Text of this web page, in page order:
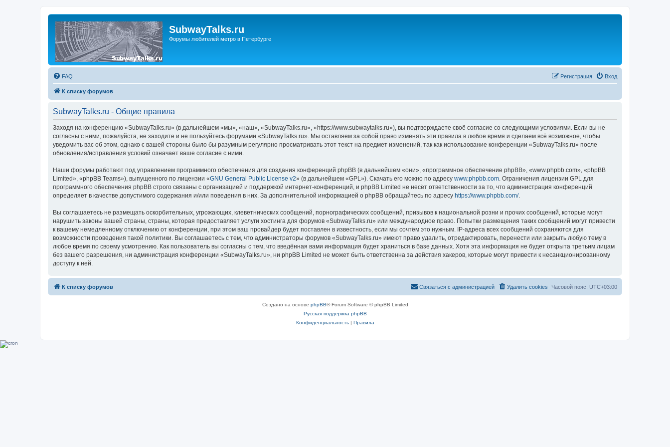
SubwayTalks.ru
Форумы любителей метро в Петербурге
FAQ Вход
Регистрация
К списку форумов
SubwayTalks.ru - Общие правила
Заходя на конференцию «SubwayTalks.ru» (в дальнейшем «мы», «наш», «SubwayTalks.ru», «https://www.subwaytalks.ru»), вы подтверждаете своё согласие со следующими условиями. Если вы не
согласны с ними, пожалуйста, не заходите и не пользуйтесь форумами «SubwayTalks.ru». Мы оставляем за собой право изменять эти правила в любое время и сделаем всё возможное, чтобы
уведомить вас об этом, однако с вашей стороны было бы разумным регулярно просматривать этот текст на предмет изменений, так как использование конференции «SubwayTalks.ru» после
обновления/исправления условий означает ваше согласие с ними.
Наши форумы работают под управлением программного обеспечения для создания конференций phpBB (в дальнейшем «они», «программное обеспечение phpBB», «www.phpbb.com», «phpBB
Limited», «phpBB Teams»), выпущенного по лицензии «GNU General Public License v2» (в дальнейшем «GPL»). Скачать его можно по адресу www.phpbb.com. Ограничения лицензии GPL для
программного обеспечения phpBB строго связаны с организацией и поддержкой интернет-конференций, и phpBB Limited не несёт ответственности за то, что администрация конференций
определяет в качестве допустимого содержания и/или поведения в них. За дополнительной информацией о phpBB обращайтесь по адресу https://www.phpbb.com/.
Вы соглашаетесь не размещать оскорбительных, угрожающих, клеветнических сообщений, порнографических сообщений, призывов к национальной розни и прочих сообщений, которые могут
нарушить законы вашей страны, страны, которая предоставляет услуги хостинга для форумов «SubwayTalks.ru» или международное право. Попытки размещения таких сообщений могут привести
к вашему немедленному отключению от конференции, при этом ваш провайдер будет поставлен в известность, если мы сочтём это нужным. IP-адреса всех сообщений сохраняются для
возможности проведения такой политики. Вы соглашаетесь с тем, что администраторы форумов «SubwayTalks.ru» имеют право удалить, отредактировать, перенести или закрыть любую тему в
любое время по своему усмотрению. Как пользователь вы согласны с тем, что введённая вами информация будет храниться в базе данных. Хотя эта информация не будет открыта третьим лицам
без вашего разрешения, ни администрация конференции «SubwayTalks.ru», ни phpBB Limited не может быть ответственна за действия хакеров, которые могут привести к несанкционированному
доступу к ней.
К списку форумов Часовой пояс: UTC+03:00
Удалить cookies
Связаться с администрацией
Создано на основе phpBB® Forum Software © phpBB Limited
Русская поддержка phpBB
Конфиденциальность| Правила